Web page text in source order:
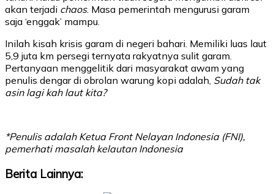
akan terjadi chaos. Masa pemerintah mengurusi garam
saja ‘enggak’ mampu.
Inilah kisah krisis garam di negeri bahari. Memiliki luas laut
5,9 juta km persegi ternyata rakyatnya sulit garam.
Pertanyaan menggelitik dari masyarakat awam yang
penulis dengar di obrolan warung kopi adalah, Sudah tak
asin lagi kah laut kita?
*Penulis adalah Ketua Front Nelayan Indonesia (FNI),
pemerhati masalah kelautan Indonesia
Berita Lainnya: